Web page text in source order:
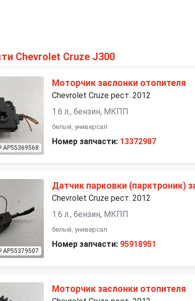
Chevrolet Cruze J300
AP55369568
Моторчик заслонки отопителя
Chevrolet Cruze рест. 2012
1.6 л., бензин, МКПП
белый, универсал
Номер запчасти: 13372987
AP55379507
Датчик парковки (парктроник)
Chevrolet Cruze рест. 2012
1.6 л., бензин, МКПП
белый, универсал
Номер запчасти: 95918951
Моторчик заслонки отопителя